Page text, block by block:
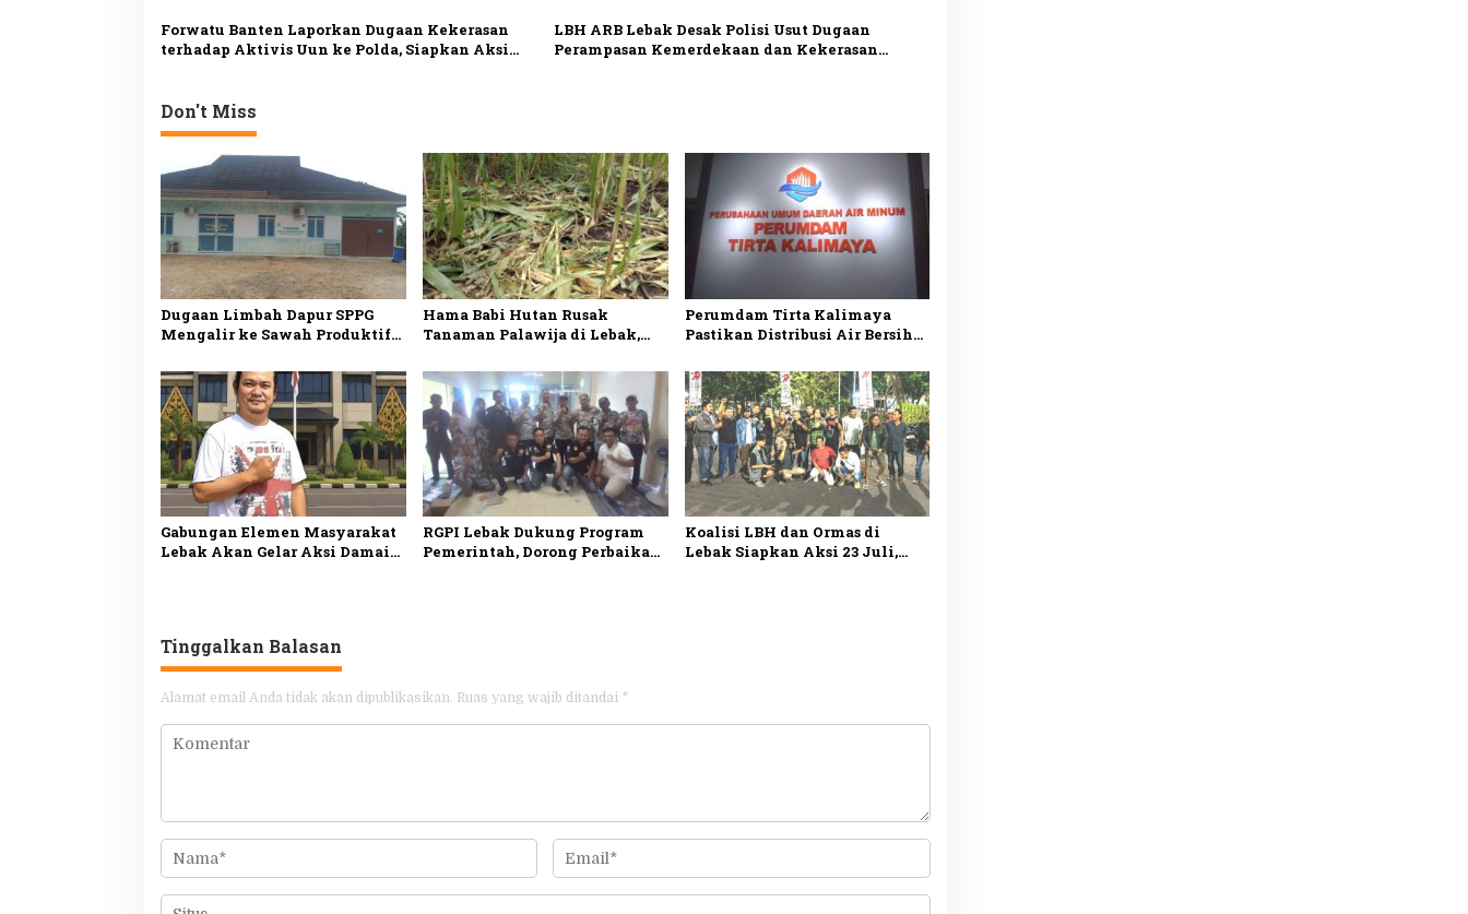
Forwatu Banten Laporkan Dugaan Kekerasan
terhadap Aktivis Uun ke Polda, Siapkan Aksi
LBH ARB Lebak Desak Polisi Usut Dugaan
Perampasan Kemerdekaan dan Kekerasan
Don't Miss
Dugaan Limbah Dapur SPPG
Mengalir ke Sawah Produktif
Minta Pemeriksaan
Menyeluruh
Hama Babi Hutan Rusak
Tanaman Palawija di Lebak,
Juta Rupiah
Perumdam Tirta Kalimaya
Pastikan Distribusi Air Bersih
Tetap Lancar saat Kemarau
Gabungan Elemen Masyarakat
Lebak Akan Gelar Aksi Damai
RGPI Lebak Dukung Program
Pemerintah, Dorong Perbaikan
Koalisi LBH dan Ormas di
Lebak Siapkan Aksi 23 Juli,
Tinggalkan Balasan
Alamat email Anda tidak akan dipublikasikan. Ruas yang wajib ditandai *